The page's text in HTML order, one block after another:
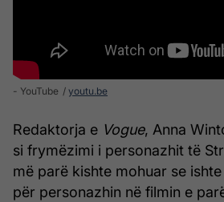
- YouTube youtu.be
Redaktorja e Vogue, Anna
si frymëzimi i personazhit të
më parë kishte mohuar se
për personazhin në filmin e